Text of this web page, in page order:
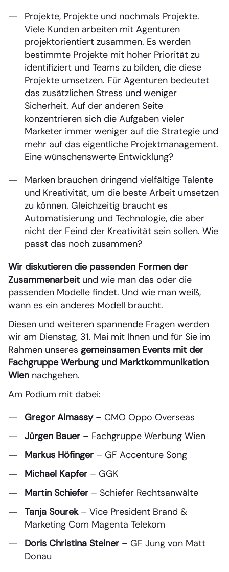
Projekte, Projekte und nochmals Projekte.
Viele Kunden arbeiten mit Agenturen
projektorientiert zusammen. Es werden
bestimmte Projekte mit hoher Priorität zu
identifiziert und Teams zu bilden, die diese
Projekte umsetzen. Für Agenturen bedeutet
das zusätzlichen Stress und weniger
Sicherheit. Auf der anderen Seite
konzentrieren sich die Aufgaben vieler
Marketer immer weniger auf die Strategie und
mehr auf das eigentliche Projektmanagement.
Eine wünschenswerte Entwicklung?
Marken brauchen dringend vielfältige Talente
und Kreativität, um die beste Arbeit umsetzen
zu können. Gleichzeitig braucht es
Automatisierung und Technologie, die aber
nicht der Feind der Kreativität sein sollen. Wie
passt das noch zusammen?
Wir diskutieren die passenden Formen der
Zusammenarbeit und wie man das oder die
passenden Modelle findet. Und wie man weiß,
wann es ein anderes Modell braucht.
Diesen und weiteren spannende Fragen werden
wir am Dienstag, 31. Mai mit Ihnen und für Sie im
Rahmen unseres gemeinsamen Events mit der
Fachgruppe Werbung und Marktkommunikation
Wien nachgehen.
Am Podium mit dabei:
Gregor Almassy– CMO Oppo Overseas
Jürgen Bauer – Fachgruppe Werbung Wien
Markus Höfinger – GF Accenture Song
Michael Kapfer – GGK
Martin Schiefer – Schiefer Rechtsanwälte
Tanja Sourek– Vice President Brand &
Marketing Com Magenta Telekom
Doris Christina Steiner – GF Jung von Matt
Donau